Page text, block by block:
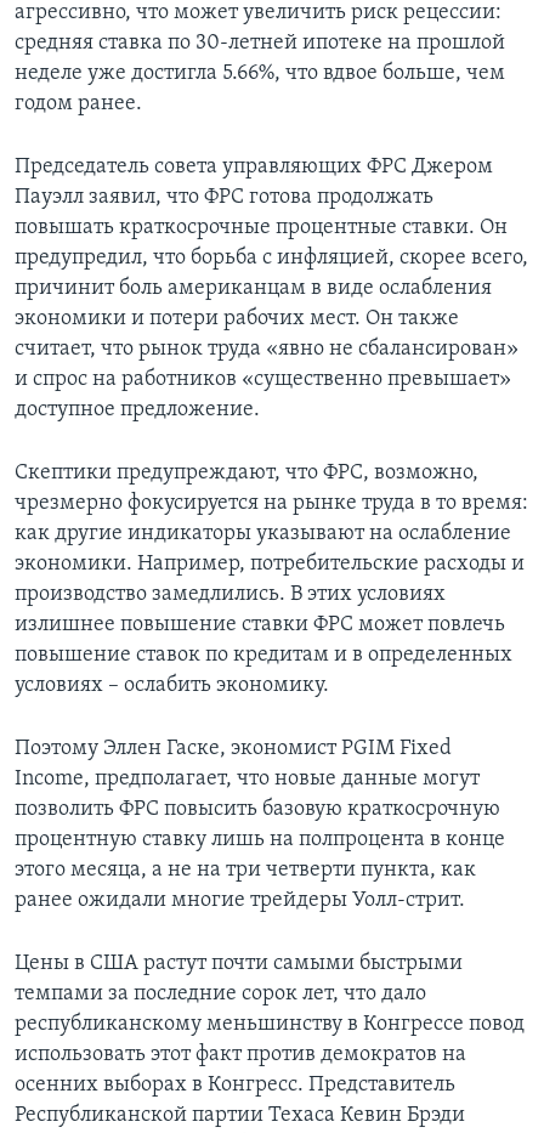
агрессивно, что может увеличить риск рецессии:
средняя ставка по 30-летней ипотеке на прошлой
неделе уже достигла 5.66%, что вдвое больше, чем
годом ранее.
Председатель совета управляющих ФРС Джером
Пауэлл заявил, что ФРС готова продолжать
повышать краткосрочные процентные ставки. Он
предупредил, что борьба с инфляцией, скорее всего,
причинит боль американцам в виде ослабления
экономики и потери рабочих мест. Он также
считает, что рынок труда «явно не сбалансирован»
и спрос на работников «существенно превышает»
доступное предложение.
Скептики предупреждают, что ФРС, возможно,
чрезмерно фокусируется на рынке труда в то время:
как другие индикаторы указывают на ослабление
экономики. Например, потребительские расходы и
производство замедлились. В этих условиях
излишнее повышение ставки ФРС может повлечь
повышение ставок по кредитам и в определенных
условиях – ослабить экономику.
Поэтому Эллен Гаске, экономист PGIM Fixed
Income, предполагает, что новые данные могут
позволить ФРС повысить базовую краткосрочную
процентную ставку лишь на полпроцента в конце
этого месяца, а не на три четверти пункта, как
ранее ожидали многие трейдеры Уолл-стрит.
Цены в США растут почти самыми быстрыми
темпами за последние сорок лет, что дало
республиканскому меньшинству в Конгрессе повод
использовать этот факт против демократов на
осенних выборах в Конгресс. Представитель
Республиканской партии Техаса Кевин Брэди